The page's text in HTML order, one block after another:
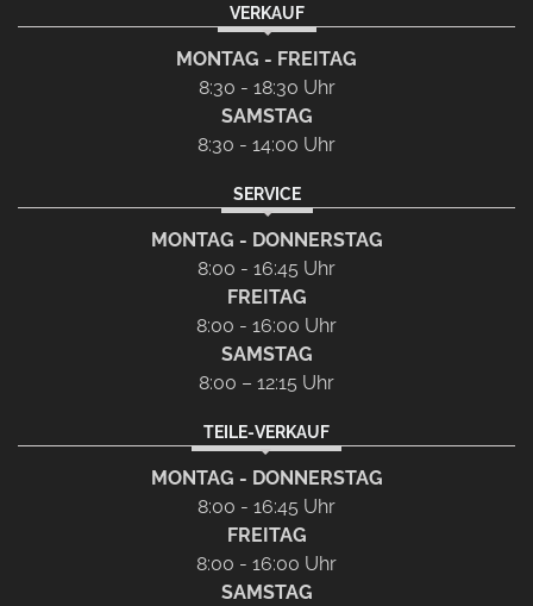
VERKAUF
MONTAG - FREITAG
8:30 - 18:30 Uhr
SAMSTAG
8:30 - 14:00 Uhr
SERVICE
MONTAG - DONNERSTAG
8:00 - 16:45 Uhr
FREITAG
8:00 - 16:00 Uhr
SAMSTAG
8:00 – 12:15 Uhr
TEILE-VERKAUF
MONTAG - DONNERSTAG
8:00 - 16:45 Uhr
FREITAG
8:00 - 16:00 Uhr
SAMSTAG